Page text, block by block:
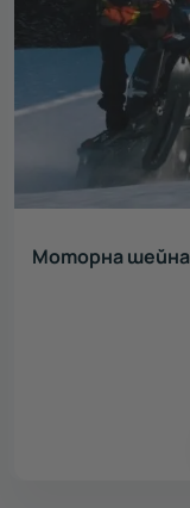
Моторна шейна